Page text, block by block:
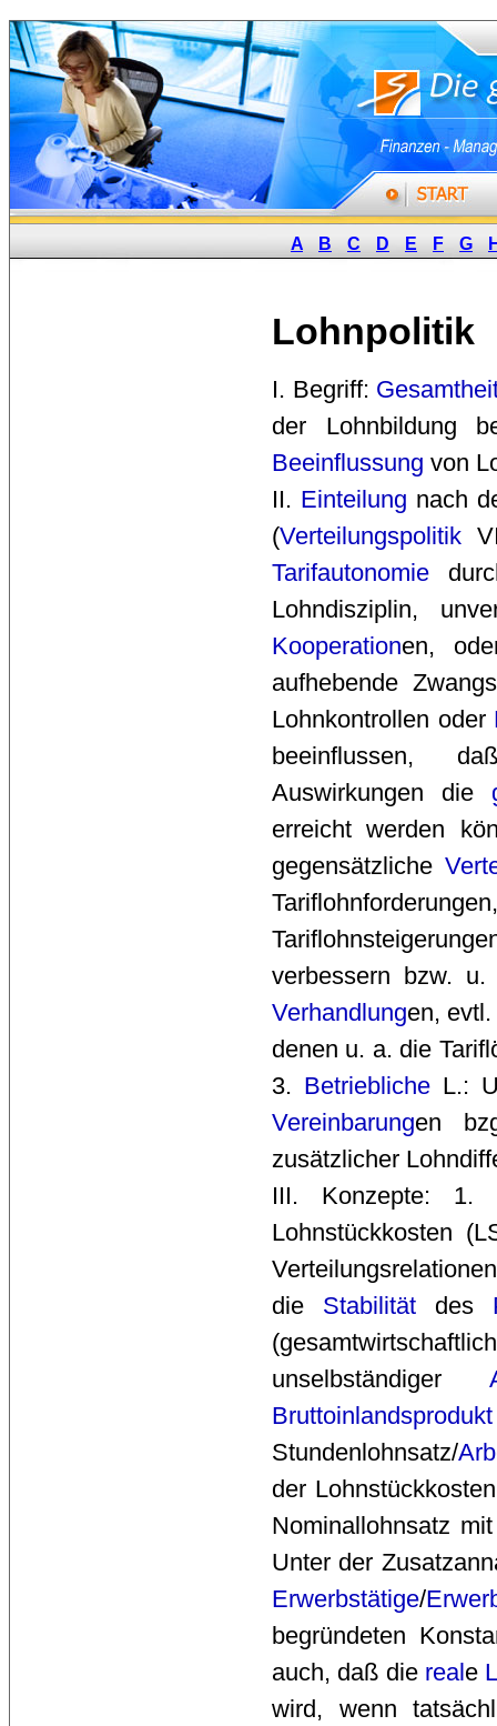
A B C D E F G
Lohnpolitik
I. Begriff:
der Lohnbildung
Beeinflussung von
II. Einteilung nach
(Verteilungspolitik
Tarifautonomie
Lohndisziplin,
Kooperationen,
aufhebende
Lohnkontrollen oder
beeinflussen,
Auswirkungen die
erreicht werden
gegensätzliche
verbessern bzw.
Verhandlungen,
denen u. a. die
3. BetrieblicheL.:
Vereinbarungen
zusätzlicher
III. Konzepte: 1.
Lohnstückkosten
die Stabilität des
unselbständiger
Bruttoinlandsprodukt
Stundenlohnsatz/
der
Nominallohnsatz
Unter der
Erwerbstätige/
begründeten
auch, daß die reale
wird, wenn